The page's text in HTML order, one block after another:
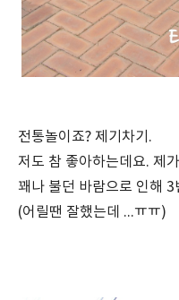
전통놀이죠? 제기차기.
저도 참 좋아하는데요. 제
꽤나 불던 바람으로 인해
(어릴땐 잘했는데 ...ㅠㅠ)